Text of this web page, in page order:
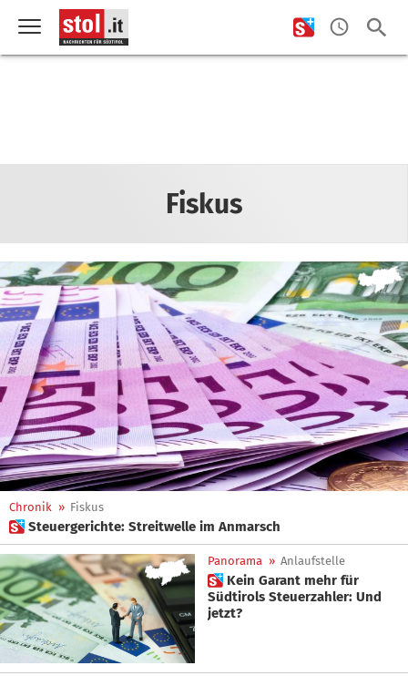
Fiskus
Chronik » Fiskus
 Steuergerichte: Streitwelle im Anmarsch
Panorama » Anlaufstelle
 Kein Garant mehr für
Südtirols Steuerzahler: Und
jetzt?